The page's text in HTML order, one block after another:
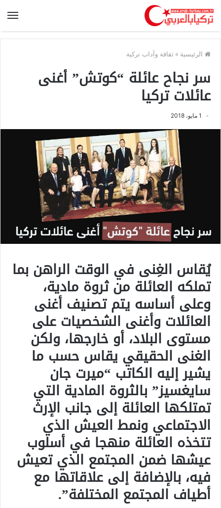
الرئيسية » ثقافة وآداب تركية
سر نجاح عائلة “كوتش” أغنى
عائلات تركيا
1 مايو، 2018
يُقاس الغِنى في الوقت الراهن بما
تملكه العائلة من ثروة مادية،
وعلى أساسه يتم تصنيف أغنى
العائلات وأغنى الشخصيات على
مستوى البلاد، أو خارجها، ولكن
الغنى الحقيقي يقاس حسب ما
يشير إليه الكاتب “ميرت جان
سايغسيز” بالثروة المادية التي
تمتلكها العائلة إلى جانب الإرث
الاجتماعي ونمط العيش الذي
تتخذه العائلة منهجا في أسلوب
عيشها ضمن المجتمع الذي تعيش
فيه، بالإضافة إلى علاقاتها مع
أطياف المجتمع المختلفة”.